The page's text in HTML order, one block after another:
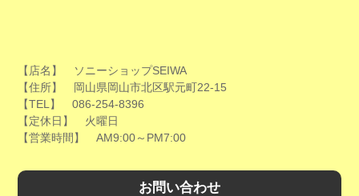
【店名】 ソニーショップSEIWA
【住所】 岡山県岡山市北区駅元町22-15
【TEL】 086-254-8396
【定休日】 火曜日
【営業時間】 AM9:00～PM7:00
お問い合わせ